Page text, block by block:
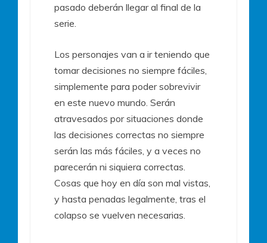
pasado deberán llegar al final de la
serie.
Los personajes van a ir teniendo que
tomar decisiones no siempre fáciles,
simplemente para poder sobrevivir
en este nuevo mundo. Serán
atravesados por situaciones donde
las decisiones correctas no siempre
serán las más fáciles, y a veces no
parecerán ni siquiera correctas.
Cosas que hoy en día son mal vistas,
y hasta penadas legalmente, tras el
colapso se vuelven necesarias.